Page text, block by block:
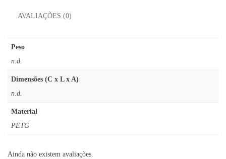
AVALIAÇÕES (0)
Peso
n.d.
Dimensões (C x L x A)
n.d.
Material
PETG
Ainda não existem avaliações.